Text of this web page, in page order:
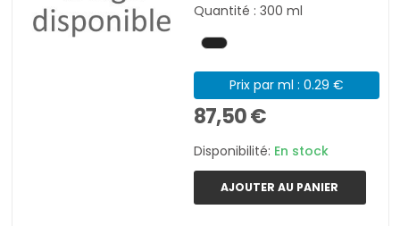
Quantité : 300 ml
Prix par ml : 0.29 €
87,50 €
Disponibilité: En stock
AJOUTER AU PANIER